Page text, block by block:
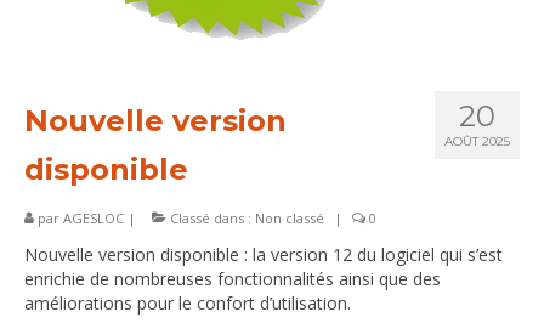
20
AOÛT 2025
Nouvelle version
disponible
par AGESLOC | Classé dans : Non classé | 0
Nouvelle version disponible : la version 12 du logiciel qui s’est
enrichie de nombreuses fonctionnalités ainsi que des
améliorations pour le confort d’utilisation.